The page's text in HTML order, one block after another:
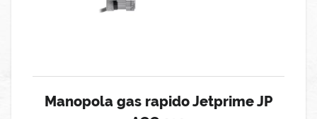
Manopola gas rapido Jetprime JP